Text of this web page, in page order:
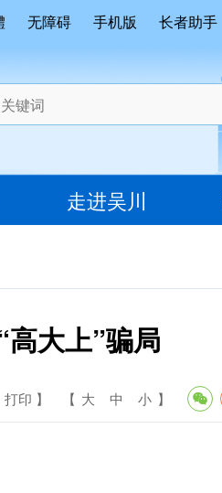
无障碍 手机版 长者助手
走进吴川
大上”骗局
打印 】 【 大 中 小 】